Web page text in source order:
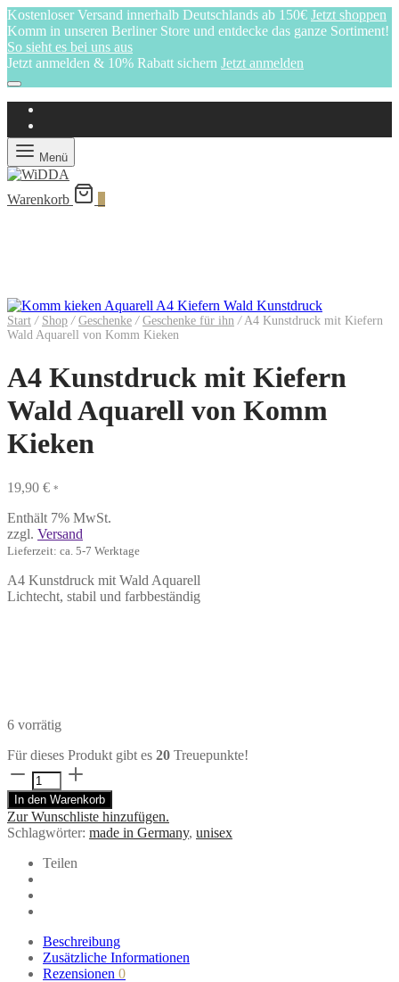
Kostenloser Versand innerhalb Deutschlands ab 150€ Jetzt shoppen
Komm in unseren Berliner Store und entdecke das ganze Sortiment!
So sieht es bei uns aus
Jetzt anmelden & 10% Rabatt sichern Jetzt anmelden
Menü
Warenkorb
Start / Shop / Geschenke / Geschenke für ihn /A4 Kunstdruck mit Kiefern
Wald Aquarell von Komm Kieken
A4 Kunstdruck mit Kiefern
Wald Aquarell von Komm
Kieken
19,90 € *
Enthält 7% MwSt.
zzgl. Versand
Lieferzeit: ca. 5-7 Werktage
A4 Kunstdruck mit Wald Aquarell
Lichtecht, stabil und farbbeständig
6 vorrätig
Für dieses Produkt gibt es 20 Treuepunkte!
A4
Kunstdruck
mit
Kiefern
Wald
von
Komm
Kieken
Menge
In den Warenkorb
Zur Wunschliste hinzufügen.
Schlagwörter: made in Germany, unisex
Teilen
Beschreibung
Zusätzliche Informationen
Rezensionen 0